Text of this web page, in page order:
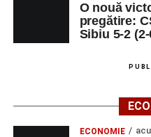
O nouă
pregătire:
Sibiu 5-2 (2-
ECONOMIE